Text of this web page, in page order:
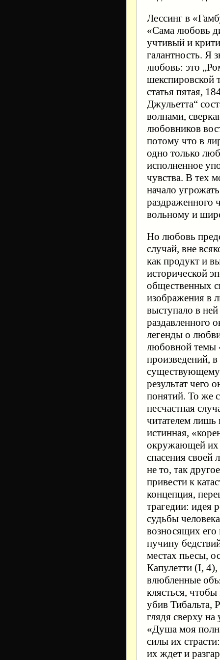
Лессинг в
«Сама любовь
учтивый и
галантность. Я
любовь: это
шекспировской
статья пятая,
Джульетта“
волнами,
любовников
потому что в
одно только
исполненное
чувства. В тех
начало
раздраженного
вольному и
Но любовь
случай, вне
как продукт и
исторической
общественных
изображения в
выступало в
раздавленного
легенды о
любовной темы
произведений,
результат чего
понятий. То же
несчастная
читателем
истинная,
окружающей их
спасения
не то, так
привести к
концепция,
трагедии: идея
судьбы
возносящих
пучину
местах пьесы,
Капулетти (I,
влюбленные
клясться,
убив Тибальта,
глядя сверху
«Душа моя
силы их
их ждет и